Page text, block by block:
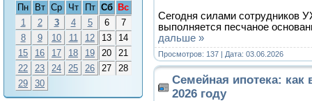
Пн
Вт Ср Чт Пт Сб
Вс
1
2 3 4 5 6
7
8
9 10 11 12 13
14
15
16 17 18 19 20
21
22
23 24 25 26 27
28
29
30
Сегодня силами сотрудников
выполняется песчаное
дальше »
Просмотров: 137 | Дата: 03.06.2026
Семейная ипотека: как
2026 году